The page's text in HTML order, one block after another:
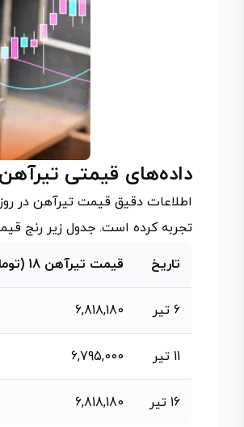
داده‌های قیمتی تیرآهن و
اطلاعات دقیق قیمت تیرآهن در
تجربه کرده است. جدول زیر رنج
تاریخ قیمت تیرآهن 18 (تومان/شاخه)
6 تیر 6,818,180
11 تیر 6,795,000
16 تیر 6,818,180